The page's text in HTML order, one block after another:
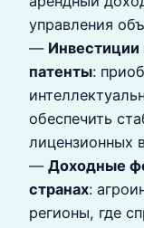
управления
—
патенты:
обеспечить
лицензионных
— Доходные
странах:
регионы, где